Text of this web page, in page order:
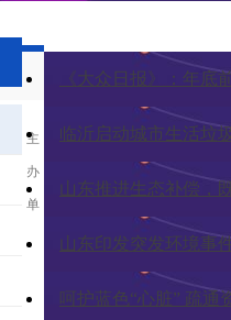
《大众日报》：年底
临沂启动城市生活垃
山东推进生态补偿，
山东印发突发环境事
呵护蓝色“心脏” 疏
主
办
单